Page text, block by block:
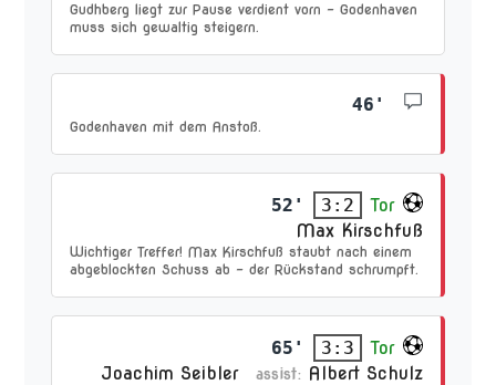
Gudhberg liegt zur Pause verdient vorn – Godenhaven
muss sich gewaltig steigern.
46'
Godenhaven mit dem Anstoß.
52' 3:2
Tor
Max Kirschfuß
Wichtiger Treffer! Max Kirschfuß staubt nach einem
abgeblockten Schuss ab – der Rückstand schrumpft.
65' 3:3
Tor
Joachim Seibler
assist: Albert Schulz